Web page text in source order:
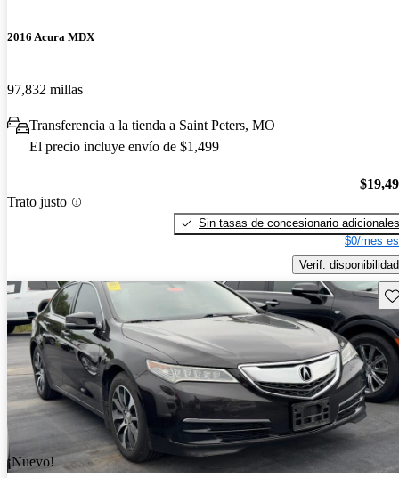
2016 Acura MDX
97,832 millas
Transferencia a la tienda a Saint Peters, MO
El precio incluye envío de $1,499
Trato justo
Sin tasas de concesionario adicionales
$0/mes
Verif. disponibilidad
¡Nuevo!